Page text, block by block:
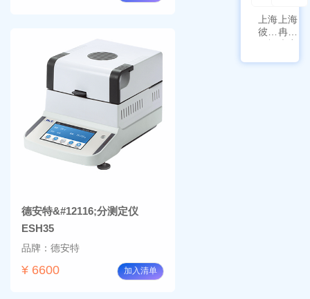
德安特&#12116;分测定仪
ESH35
品牌：德安特
¥ 6600 加入清单
上海
彼爱
姆视
上海
冉绘
大容